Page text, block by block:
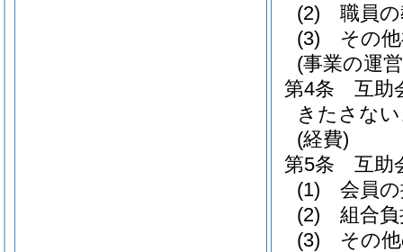
(2)
職員
(3)
その
(事業の運
第4条
互助
きたさな
(経費)
第5条
互助
(1)
会員
(2)
組合
(3)
その